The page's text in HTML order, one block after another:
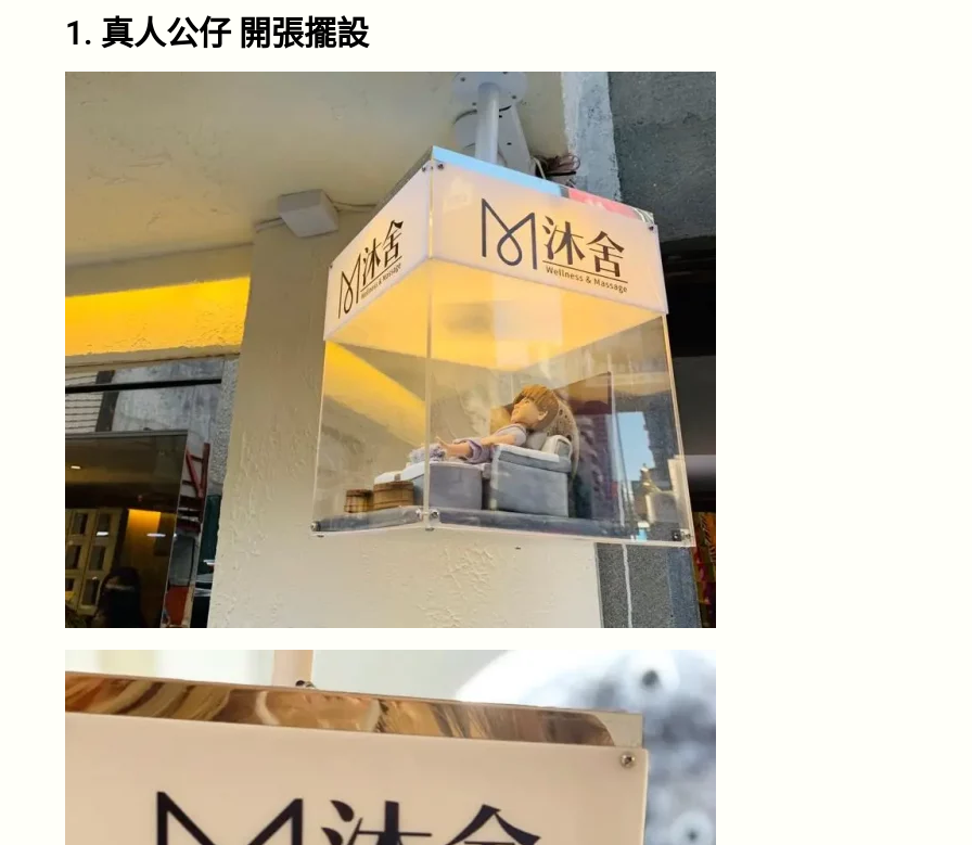
1. 真人公仔 開張擺設